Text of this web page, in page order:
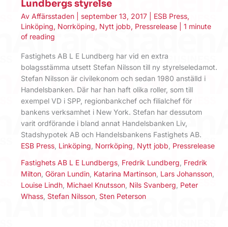
Lundbergs styrelse
Av Affärsstaden september 13, 2017 ESB Press,
Linköping, Norrköping, Nytt jobb, Pressrelease
1 minute
of reading
Fastighets AB L E Lundberg har vid en extra
bolagsstämma utsett Stefan Nilsson till ny styrelseledamot.
Stefan Nilsson är civilekonom och sedan 1980 anställd i
Handelsbanken. Där har han haft olika roller, som till
exempel VD i SPP, regionbankchef och filialchef för
bankens verksamhet i New York. Stefan har dessutom
varit ordförande i bland annat Handelsbanken Liv,
Stadshypotek AB och Handelsbankens Fastighets AB.
ESB Press Linköping Norrköping Nytt jobb Pressrelease
Fastighets AB L E Lundbergs Fredrik Lundberg Fredrik
Milton Göran Lundin Katarina Martinson Lars Johansson
Louise Lindh Michael Knutsson Nils Svanberg Peter
Whass Stefan Nilsson Sten Peterson